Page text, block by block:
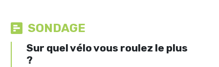
SONDAGE
Sur quel vélo vous roulez le plus
?